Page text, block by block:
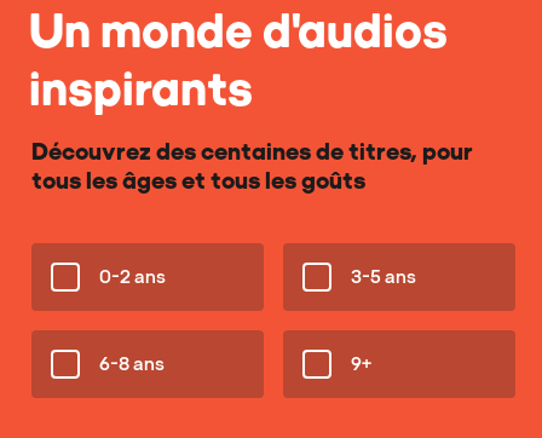
Un monde d'audios
inspirants
Découvrez des centaines de titres, pour
tous les âges et tous les goûts
0-2 ans 3-5 ans
6-8 ans 9+